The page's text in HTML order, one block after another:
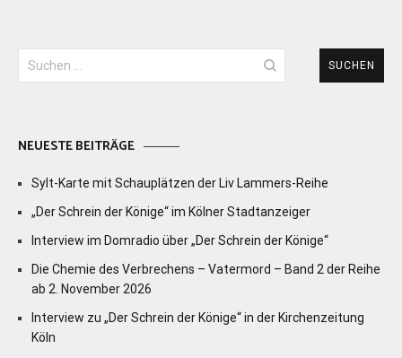
Suchen
nach:
NEUESTE BEITRÄGE
Sylt-Karte mit Schauplätzen der Liv Lammers-Reihe
„Der Schrein der Könige“ im Kölner Stadtanzeiger
Interview im Domradio über „Der Schrein der Könige“
Die Chemie des Verbrechens – Vatermord – Band 2 der Reihe
ab 2. November 2026
Interview zu „Der Schrein der Könige“ in der Kirchenzeitung
Köln